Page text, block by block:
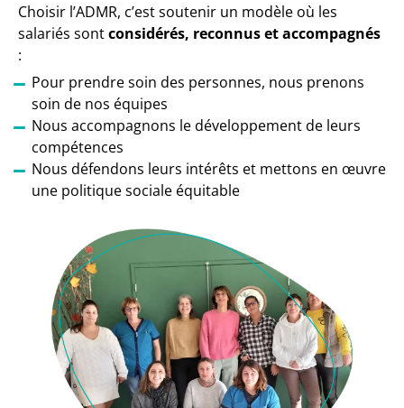
Choisir l’ADMR, c’est soutenir un modèle où les
salariés sontconsidérés, reconnus et accompagnés
:
Pour prendre soin des personnes, nous prenons
soin de nos équipes
Nous accompagnons le développement de leurs
compétences
Nous défendons leurs intérêts et mettons en œuvre
une politique sociale équitable